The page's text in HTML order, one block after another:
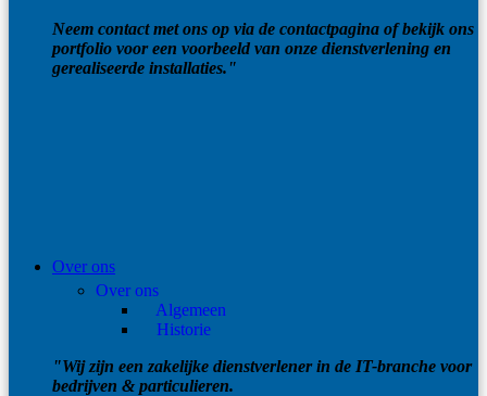
Neem contact met ons op via de contactpagina of bekijk ons
portfolio voor een voorbeeld van onze dienstverlening en
gerealiseerde installaties."
Over ons
Over ons
Algemeen
Historie
"Wij zijn een zakelijke dienstverlener in de IT-branche voor
bedrijven & particulieren.